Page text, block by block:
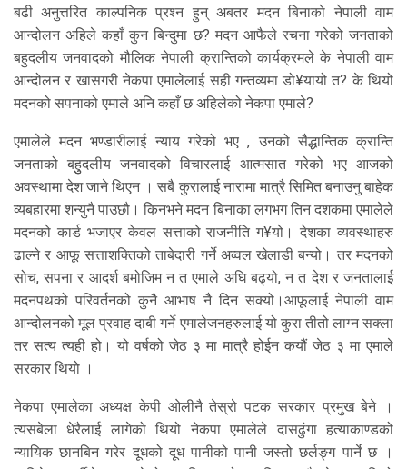
बढी अनुत्तरित काल्पनिक प्रश्न हुन् अबतर मदन बिनाको नेपाली वाम
आन्दोलन अहिले कहाँ कुन बिन्दुमा छ? मदन आफैले रचना गरेको जनताको
बहुदलीय जनवादको मौलिक नेपाली क्रान्तिको कार्यक्रमले के नेपाली वाम
आन्दोलन र खासगरी नेकपा एमालेलाई सही गन्तव्यमा डो¥यायो त? के थियो
मदनको सपनाको एमाले अनि कहाँ छ अहिलेको नेकपा एमाले?
एमालेले मदन भण्डारीलाई न्याय गरेको भए , उनको सैद्धान्तिक क्रान्ति
जनताको बहुुदलीय जनवादको विचारलाई आत्मसात गरेको भए आजको
अवस्थामा देश जाने थिएन । सबै कुरालाई नारामा मात्रै सिमित बनाउनु बाहेक
व्यबहारमा शन्युनै पाउछौ। किनभने मदन बिनाका लगभग तिन दशकमा एमालेले
मदनको कार्ड भजाएर केवल सत्ताको राजनीति ग¥यो। देशका व्यवस्थाहरु
ढाल्ने र आफू सत्ताशक्तिको ताबेदारी गर्ने अव्वल खेलाडी बन्यो। तर मदनको
सोच, सपना र आदर्श बमोजिम न त एमाले अघि बढ्यो, न त देश र जनतालाई
मदनपथको परिवर्तनको कुनै आभाष नै दिन सक्यो।आफूलाई नेपाली वाम
आन्दोलनको मूल प्रवाह दाबी गर्ने एमालेजनहरुलाई यो कुरा तीतो लाग्न सक्ला
तर सत्य त्यही हो। यो वर्षको जेठ ३ मा मात्रै होईन कयौं जेठ ३ मा एमाले
सरकार थियो ।
नेकपा एमालेका अध्यक्ष केपी ओलीनै तेस्रो पटक सरकार प्रमुख बेने ।
त्यसबेला धेरैलाई लागेको थियो नेकपा एमालेले दासढुंगा हत्याकाण्डको
न्यायिक छानबिन गरेर दूधको दूध पानीको पानी जस्तो छर्लङ्ग पार्ने छ ।